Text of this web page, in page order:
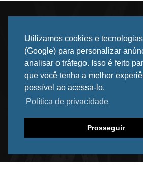
Utilizamos cookies e
(Google) para personalizar
analisar o tráfego. Isso é feito
que você tenha a melhor
possível ao acessa-lo.
Política de privacidade
Prosseguir